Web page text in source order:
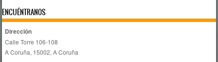
ENCUÉNTRANOS
Dirección
Calle Torre 106-108
A Coruña, 15002, A Coruña